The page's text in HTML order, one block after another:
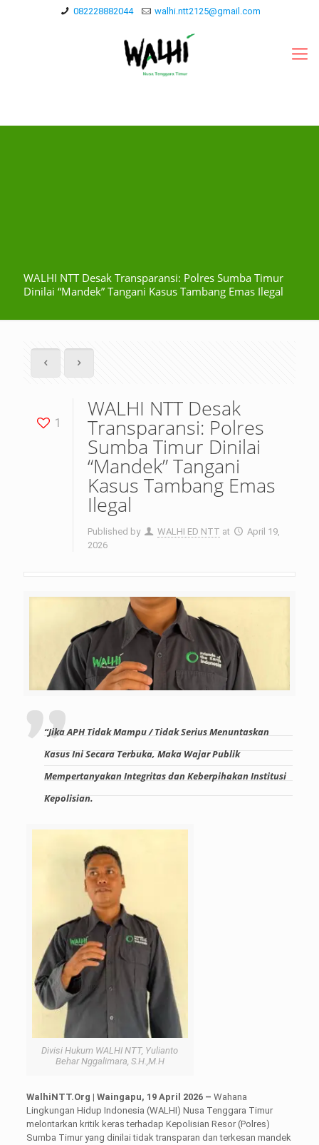
082228882044 walhi.ntt2125@gmail.com
WALHI NTT Desak Transparansi: Polres Sumba Timur
Dinilai “Mandek” Tangani Kasus Tambang Emas Ilegal
1
WALHI NTT Desak
Transparansi: Polres
Sumba Timur Dinilai
“Mandek” Tangani
Kasus Tambang Emas
Ilegal
Published by WALHI ED NTT at
April 19,
2026
“Jika APH Tidak Mampu / Tidak Serius Menuntaskan
Kasus Ini Secara Terbuka, Maka Wajar Publik
Mempertanyakan Integritas dan Keberpihakan Institusi
Kepolisian.
Divisi Hukum WALHI NTT, Yulianto
Behar Nggalimara, S.H.,M.H
WalhiNTT.Org | Waingapu, 19 April 2026 – Wahana
Lingkungan Hidup Indonesia (WALHI) Nusa Tenggara Timur
melontarkan kritik keras terhadap Kepolisian Resor (Polres)
Sumba Timur yang dinilai tidak transparan dan terkesan mandek